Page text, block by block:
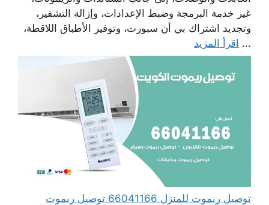
غير خدمة البرمجة وضبط الإعدادات، وإزالة التشفير،
وتجديد اشتراك بي أن سبورت، وتوفير الأطباق اللاقطة،
... اقرأ المزيد
توصيل ريموت للمنزل 66041166 توصيل ريموت